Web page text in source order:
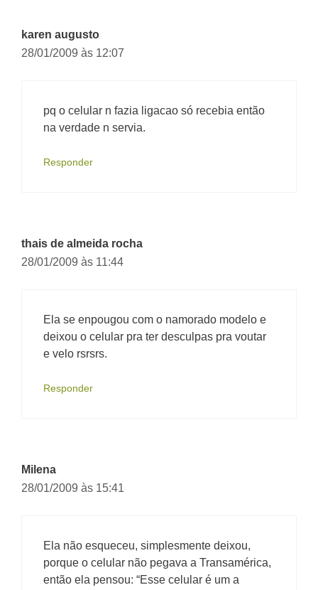
karen augusto
28/01/2009 às 12:07
pq o celular n fazia ligacao só recebia então
na verdade n servia.
Responder
thais de almeida rocha
28/01/2009 às 11:44
Ela se enpougou com o namorado modelo e
deixou o celular pra ter desculpas pra voutar
e velo rsrsrs.
Responder
Milena
28/01/2009 às 15:41
Ela não esqueceu, simplesmente deixou,
porque o celular não pegava a Transamérica,
então ela pensou: “Esse celular é um a